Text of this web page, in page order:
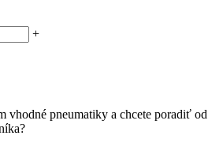
+
vhodné pneumatiky a chcete poradiť od